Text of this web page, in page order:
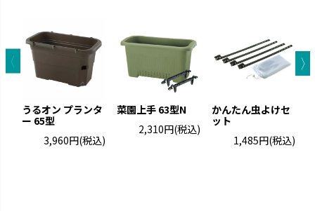
受皿に貯水する底面給水タイプ
手作り感のある暖かな風合いで
す。
うるオン プランタ
ー 65型
3,960円(税込)
菜園上手 63型N
2,310円(税込)
かんたん虫よけセ
ット
1,485円(税込)